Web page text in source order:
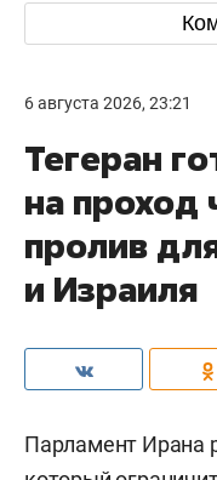
6 августа 2026, 23:21
Тегеран
на проход
пролив
и Израиля
Парламент Ирана